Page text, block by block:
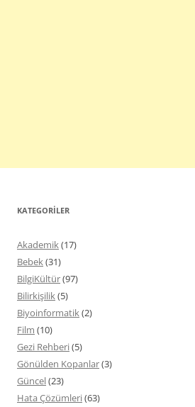
KATEGORILER
Akademik(17)
Bebek(31)
BilgiKültür(97)
Bilirkişilik(5)
Biyoinformatik(2)
Film (10)
Gezi Rehberi(5)
Gönülden Kopanlar(3)
Güncel(23)
Hata Çözümleri(63)